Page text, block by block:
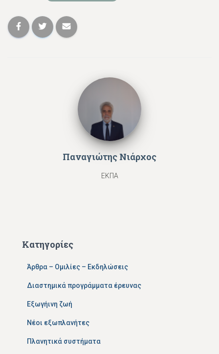
Παναγιώτης Νιάρχος
ΕΚΠΑ
Κατηγορίες
Άρθρα – Ομιλίες – Εκδηλώσεις
Διαστημικά προγράμματα έρευνας
Εξωγήινη ζωή
Νέοι εξωπλανήτες
Πλανητικά συστήματα